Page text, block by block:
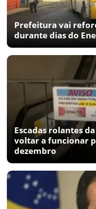
Prefeitura vai
durante dias do
Escadas rolantes
voltar a funcionar
dezembro